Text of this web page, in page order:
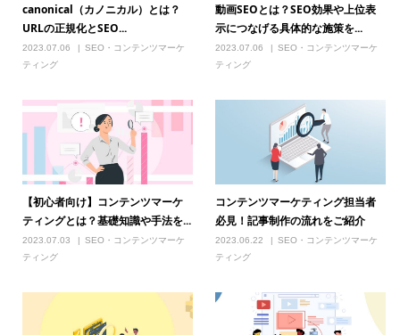
canonical（カノニカル）とは？
URLの正規化とSEO...
2023.07.06
SEO・コンテンツマーケ
ティング
動画SEOとは？SEO効果や上位表
示につなげる具体的な施策を...
2023.07.06
SEO・コンテンツマーケ
ティング
【初心者向け】コンテンツマーケ
ティングとは？基礎知識や手法を...
2023.07.03
SEO・コンテンツマーケ
ティング
コンテンツマーケティング担当者
必見！記事制作の流れをご紹介
2023.06.22
SEO・コンテンツマーケ
ティング